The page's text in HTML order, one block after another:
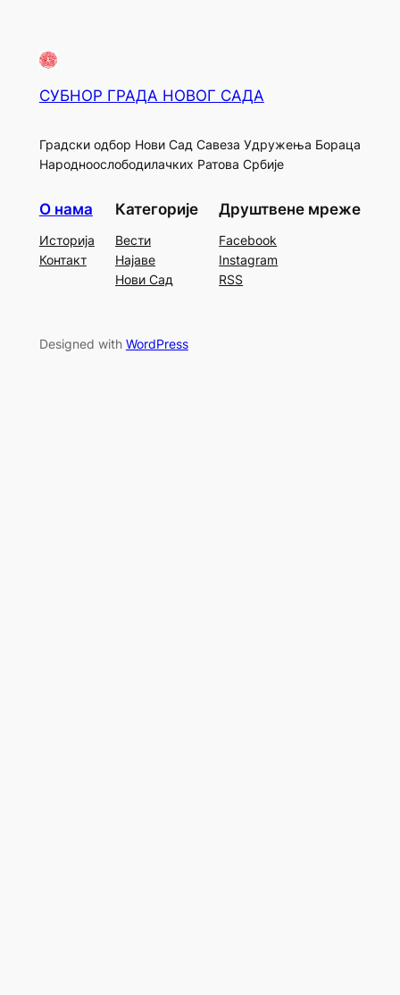
СУБНОР ГРАДА НОВОГ САДА
Градски одбор Нови Сад Савеза Удружења Бораца
Народноослободилачких Ратова Србије
О нама
Историја
Контакт
Категорије
Вести
Најаве
Нови Сад
Друштвене мреже
Facebook
Instagram
RSS
Designed with WordPress